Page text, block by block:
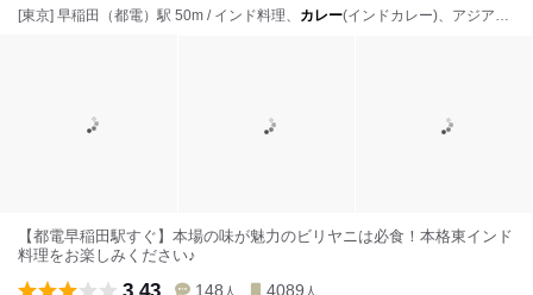
[東京] 早稲田（都電）駅 50m / インド料理、 カレー(インドカレー)、アジア・エスニック
【都電早稲田駅すぐ】本場の味が魅力のビリヤニは必食！本格東インド
料理をお楽しみください♪
148 人 4089 人